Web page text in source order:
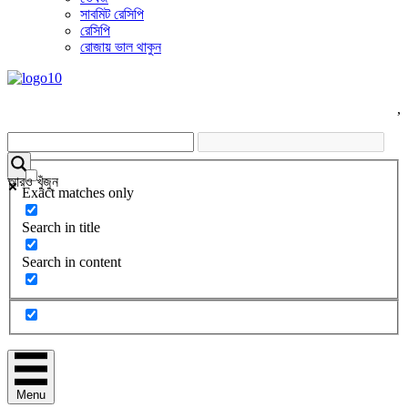
সাবমিট রেসিপি
রেসিপি
রোজায় ভাল থাকুন
,
আরও খুঁজুন
Exact matches only
Search in title
Search in content
Menu